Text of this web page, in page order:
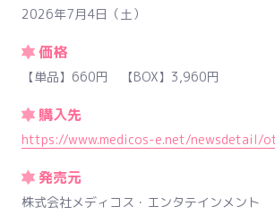
2026年7月4日（土）
価格
【単品】660円 【BOX】3,960円
購入先
https://www.medicos-e.net/newsdetail/
発売元
株式会社メディコス・エンタテインメント